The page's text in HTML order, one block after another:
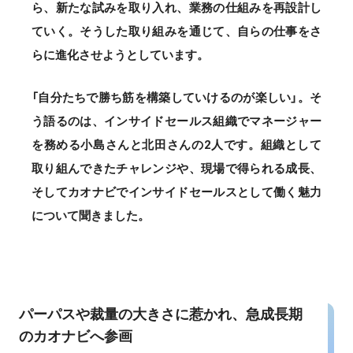
ら、新たな試みを取り入れ、業務の仕組みを再設計し
ていく。そうした取り組みを通じて、自らの仕事をさ
らに進化させようとしています。
「自分たちで勝ち筋を構築していけるのが楽しい」。そ
う語るのは、インサイドセールス組織でマネージャー
を務める小島さんと北田さんの2人です。組織として
取り組んできたチャレンジや、現場で得られる成長、
そしてカオナビでインサイドセールスとして働く魅力
について聞きました。
パーパスや裁量の大きさに惹かれ、急成長期
のカオナビへ参画